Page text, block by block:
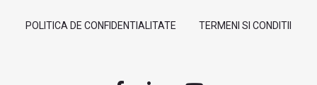
POLITICA DE CONFIDENTIALITATE TERMENI SI CONDITII